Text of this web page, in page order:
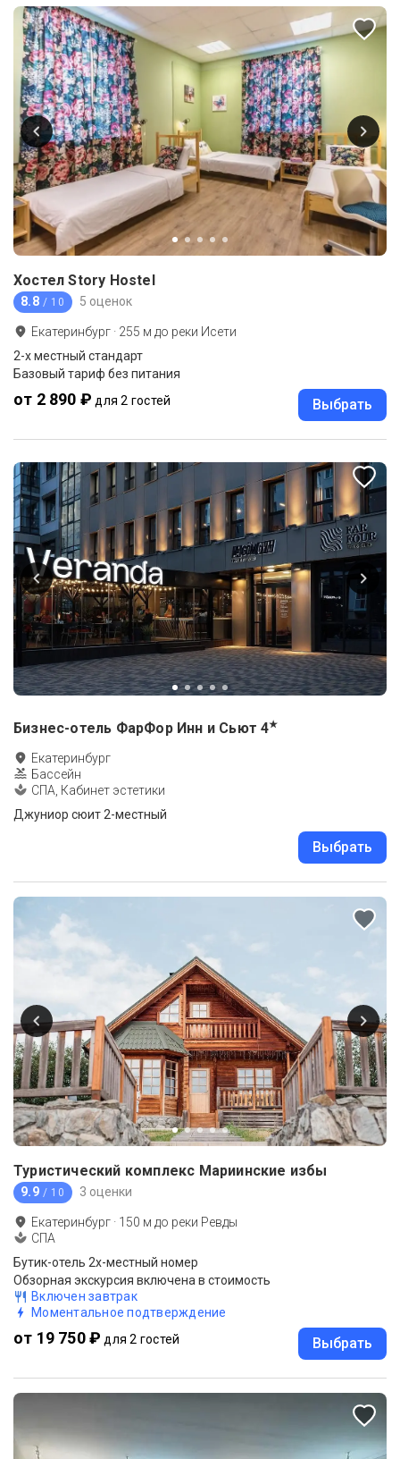
Хостел Story Hostel
8.8 / 10 5 оценок
Екатеринбург · 255 м до реки Исети
2-x местный стандарт
Базовый тариф без питания
от 2 890 ₽ для 2 гостей Выбрать
Бизнес-отель ФарФор Инн и Сьют 4★
Екатеринбург
Бассейн
СПА, Кабинет эстетики
Джуниор сюит 2-местный
Выбрать
Туристический комплекс Мариинские избы
9.9 / 10 3 оценки
Екатеринбург · 150 м до реки Ревды
СПА
Бутик-отель 2х-местный номер
Обзорная экскурсия включена в стоимость
Включен завтрак
Моментальное подтверждение
от 19 750 ₽ для 2 гостей Выбрать